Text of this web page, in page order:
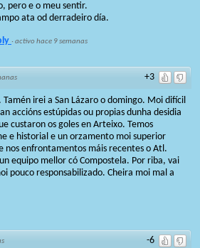
pero e o meu sentir.
ata od derradeiro día.
·activo hace 9 semanas
+3
Tamén irei a San Lázaro o domingo. Moi difícil
accións estúpidas ou propias dunha desidia
custaron os goles en Arteixo. Temos
e historial e un orzamento moi superior
nos enfrontamentos máis recentes o Atl.
equipo mellor có Compostela. Por riba, vai
pouco responsabilizado. Cheira moi mal a
-6